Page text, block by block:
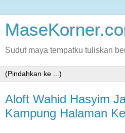
Sudut maya tempatku tuliskan
Aloft Wahid Hasyim
Kampung Halaman